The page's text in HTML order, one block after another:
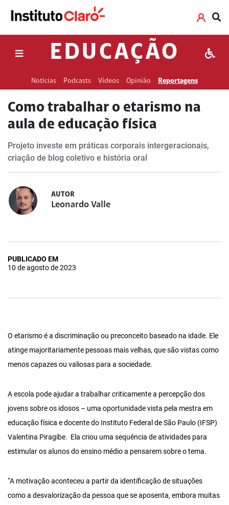
EDUCAÇÃO
Notícias Podcasts Vídeos Opinião Reportagens
Como trabalhar o etarismo na
aula de educação física
Projeto investe em práticas corporais intergeracionais,
criação de blog coletivo e história oral
AUTOR
Leonardo Valle
PUBLICADO EM
10 de agosto de 2023
O etarismo é a discriminação ou preconceito baseado na idade. Ele
atinge majoritariamente pessoas mais velhas, que são vistas como
menos capazes ou valiosas para a sociedade.
A escola pode ajudar a trabalhar criticamente a percepção dos
jovens sobre os idosos – uma oportunidade vista pela mestra em
educação física e docente do Instituto Federal de São Paulo (IFSP)
Valentina Piragibe. Ela criou uma sequência de atividades para
estimular os alunos do ensino médio a pensarem sobre o tema.
“A motivação aconteceu a partir da identificação de situações
como a desvalorização da pessoa que se aposenta, embora muitas